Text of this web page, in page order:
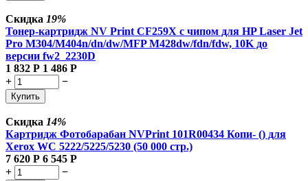
Скидка 19%
Тонер-картридж NV Print CF259X с чипом для HP Laser Jet
Pro M304/M404n/dn/dw/MFP M428dw/fdn/fdw, 10K до
версии fw2_2230D
1 832 Р 1 486 Р
+
−
Купить
Скидка 14%
Картридж Фотобарабан NVPrint 101R00434 Копи- () для
Xerox WC 5222/5225/5230 (50 000 стр.)
7 620 Р 6 545 Р
+
−